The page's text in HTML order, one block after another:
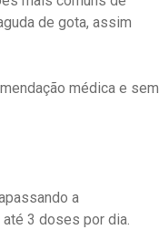
de gota, assim
médica e sem
a
3 doses por dia.